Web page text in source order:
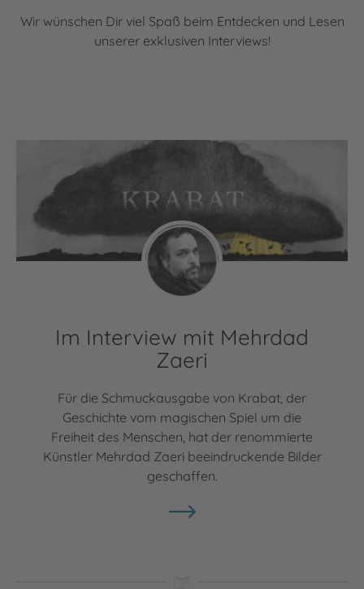
Wir wünschen Dir viel Spaß beim Entdecken und Lesen
unserer exklusiven Interviews!
Im Interview mit Mehrdad
Zaeri
Für die Schmuckausgabe von Krabat, der
Geschichte vom magischen Spiel um die
Freiheit des Menschen, hat der renommierte
Künstler Mehrdad Zaeri beeindruckende Bilder
geschaffen.